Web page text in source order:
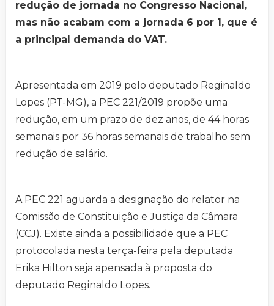
redução de jornada no Congresso Nacional,
mas não acabam com a jornada 6 por 1, que é
a principal demanda do VAT.
Apresentada em 2019 pelo deputado Reginaldo
Lopes (PT-MG), a PEC 221/2019 propõe uma
redução, em um prazo de dez anos, de 44 horas
semanais por 36 horas semanais de trabalho sem
redução de salário.
A PEC 221 aguarda a designação do relator na
Comissão de Constituição e Justiça da Câmara
(CCJ). Existe ainda a possibilidade que a PEC
protocolada nesta terça-feira pela deputada
Erika Hilton seja apensada à proposta do
deputado Reginaldo Lopes.